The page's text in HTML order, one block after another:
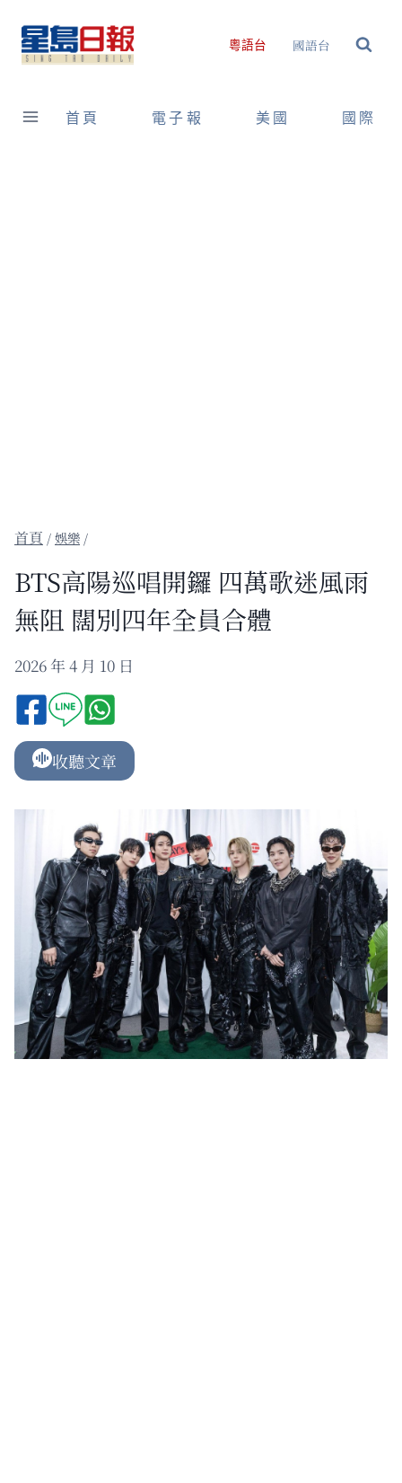
content
粵語台 國語台
首頁 電子報 美國 國際
/娛樂 /
BTS高陽巡唱開鑼 四萬歌迷風雨
無阻 闊別四年全員合體
2026 年 4 月 10 日
收聽文章